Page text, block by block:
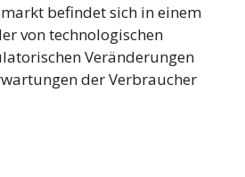
befindet sich in einem
von technologischen
Veränderungen
der Verbraucher